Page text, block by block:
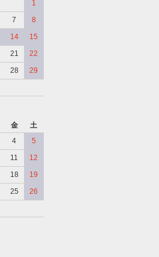
1
7
8
14
15
21
22
28
29
金
土
4
5
11
12
18
19
25
26